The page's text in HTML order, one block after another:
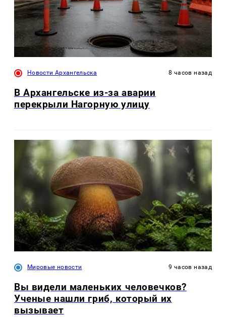
Новости Архангельска 8 часов назад
В Архангельске из-за аварии
перекрыли Нагорную улицу
Мировые новости 9 часов назад
Вы видели маленьких человечков?
Ученые нашли гриб, который их
вызывает